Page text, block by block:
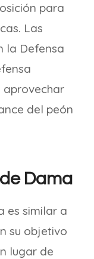
para
Las
la Defensa
aprovechar
del peón
Dama
es similar a
su objetivo
lugar de